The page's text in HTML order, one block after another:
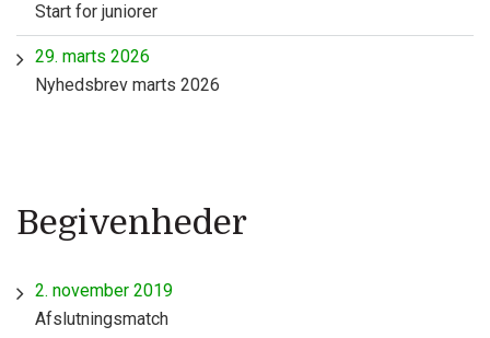
Start for juniorer
29. marts 2026
Nyhedsbrev marts 2026
Begivenheder
2. november 2019
Afslutningsmatch